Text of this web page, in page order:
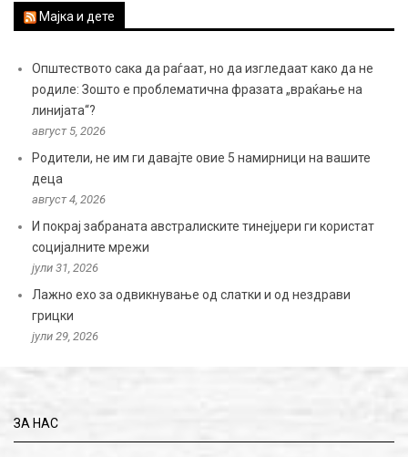
Мајка и дете
Општеството сака да раѓаат, но да изгледаат како да не
родиле: Зошто е проблематична фразата „враќање на
линијата“?
август 5, 2026
Родители, не им ги давајте овие 5 намирници на вашите
деца
август 4, 2026
И покрај забраната австралиските тинејџери ги користат
социјалните мрежи
јули 31, 2026
Лажно ехо за одвикнување од слатки и од нездрави
грицки
јули 29, 2026
ЗА НАС